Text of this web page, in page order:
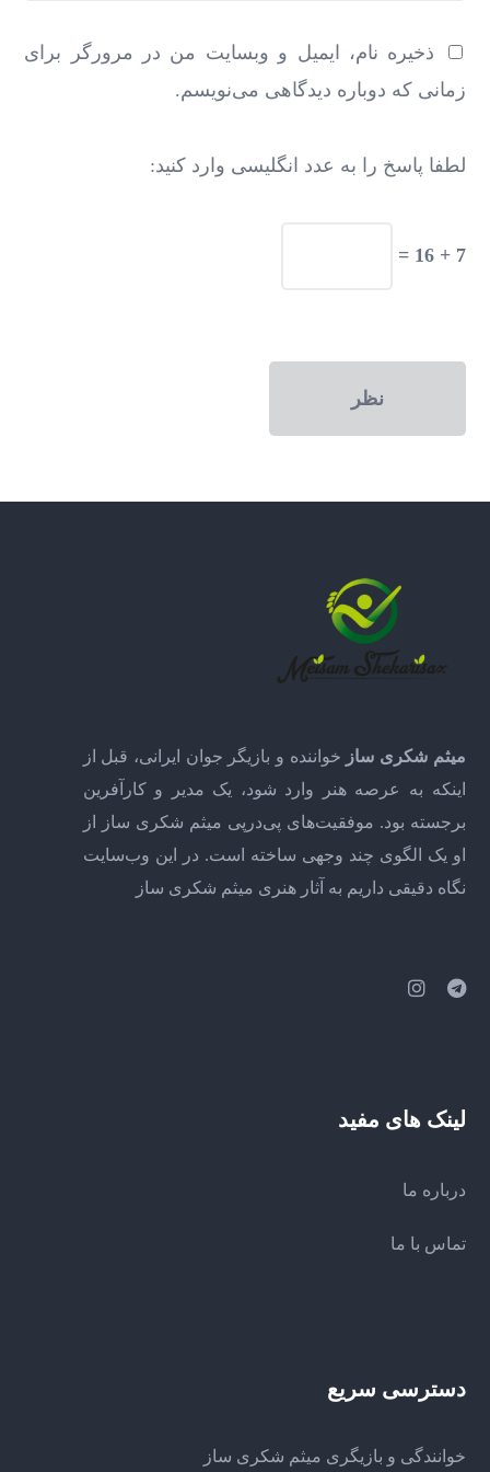
ذخیره نام، ایمیل و وبسایت من در مرورگر برای
زمانی که دوباره دیدگاهی می‌نویسم.
لطفا پاسخ را به عدد انگلیسی وارد کنید:
7 + 16 =
میثم شکری ساز خواننده و بازیگر جوان ایرانی، قبل از
اینکه به عرصه هنر وارد شود، یک مدیر و کارآفرین
برجسته بود. موفقیت‌های پی‌درپی میثم شکری ساز از
او یک الگوی چند وجهی ساخته است. در این وب‌سایت
نگاه دقیقی داریم به آثار هنری میثم شکری ساز
لینک های مفید
درباره ما
تماس با ما
دسترسی سریع
خوانندگی و بازیگری میثم شکری ساز